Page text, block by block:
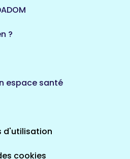
?
espace santé
d'utilisation
cookies